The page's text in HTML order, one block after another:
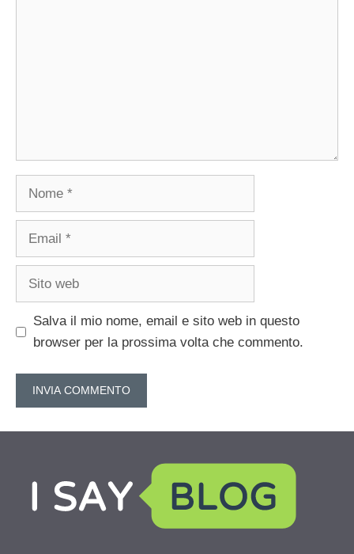
Nome
Email
Sito
Salva il mio nome, email e sito web in questo
browser per la prossima volta che commento.